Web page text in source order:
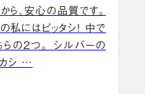
ら、安心の品質です。
私にはピッタシ！ 中で
の２つ。 シルバーの
カシ …